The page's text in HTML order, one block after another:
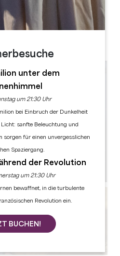
LABELS
unter dem
um 21:30 Uhr
bei Einbruch der Dunkelheit
sanfte Beleuchtung und
sorgen für einen unvergesslichen
Spaziergang.
der Revolution
um 21:30 Uhr
bewaffnet, in die turbulente
Revolution ein.
BUCHEN!